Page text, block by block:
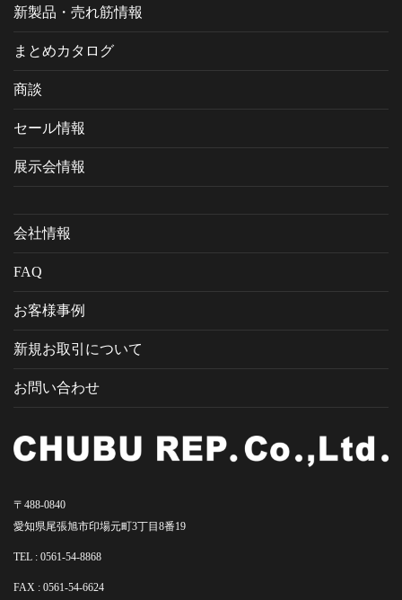
新製品・売れ筋情報
まとめカタログ
商談
セール情報
展示会情報
会社情報
FAQ
お客様事例
新規お取引について
お問い合わせ
〒488-0840
愛知県尾張旭市印場元町3丁目8番19
TEL : 0561-54-8868
FAX : 0561-54-6624